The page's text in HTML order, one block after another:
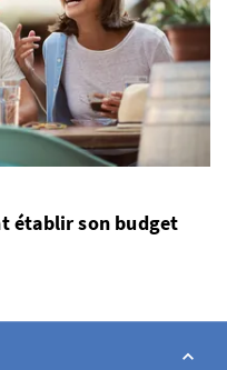
établir son budget